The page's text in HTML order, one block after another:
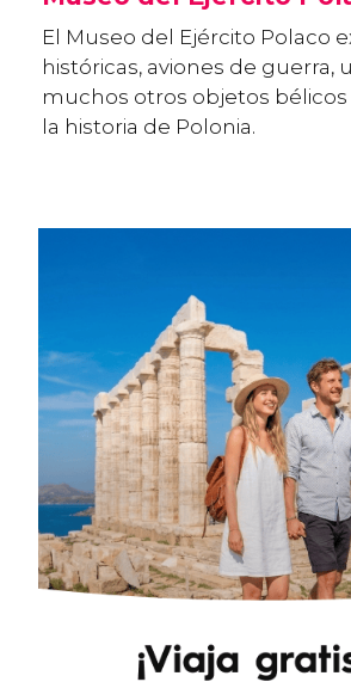
El Museo del Ejército Polaco
históricas, aviones de guerra,
muchos otros objetos
la historia de Polonia.